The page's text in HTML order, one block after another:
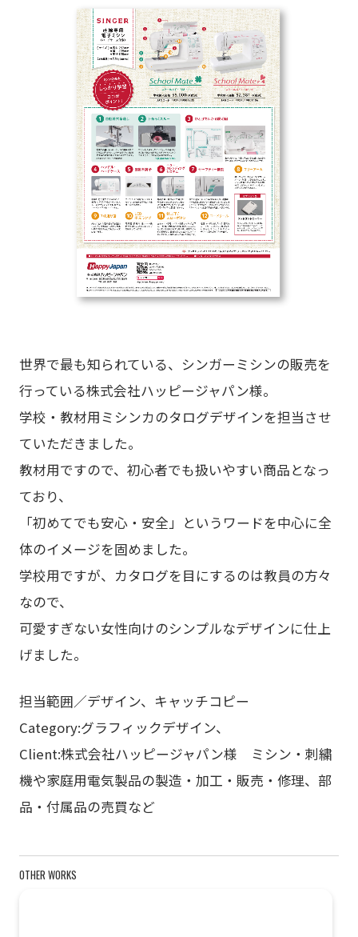
世界で最も知られている、シンガーミシンの販売を
行っている株式会社ハッピージャパン様。
学校・教材用ミシンカのタログデザインを担当させ
ていただきました。
教材用ですので、初心者でも扱いやすい商品となっ
ており、
「初めてでも安心・安全」というワードを中心に全
体のイメージを固めました。
学校用ですが、カタログを目にするのは教員の方々
なので、
可愛すぎない女性向けのシンプルなデザインに仕上
げました。
担当範囲／デザイン、キャッチコピー
Category:グラフィックデザイン、
Client:株式会社ハッピージャパン様 ミシン・刺繍
機や家庭用電気製品の製造・加工・販売・修理、部
品・付属品の売買など
OTHER WORKS